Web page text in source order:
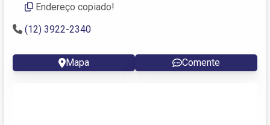
Endereço copiado!
(12) 3922-2340
Mapa Comente